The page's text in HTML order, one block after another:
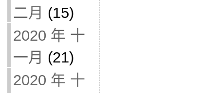
二月 (15)
2020 年 十
一月 (21)
2020 年 十